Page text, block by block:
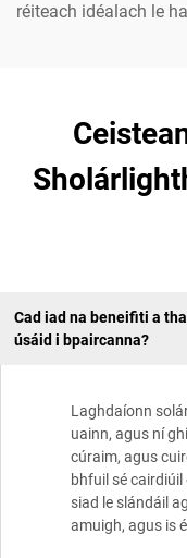
réiteach idéalach le
Cad iad na beneifiti a
úsáid i bpaircanna?
Laghdaíonn
uainn, agus ní
cúraim, agus
bhfuil sé
siad le slándáil
amuigh, agus is